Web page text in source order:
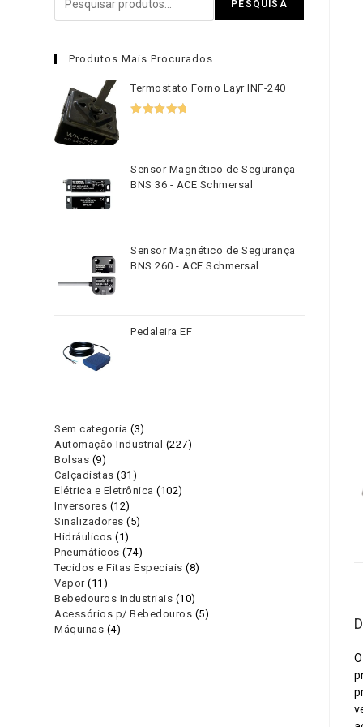
PESQUISA
Produtos Mais Procurados
Termostato Forno Layr INF-240
Sensor Magnético de Segurança
BNS 36 - ACE Schmersal
Sensor Magnético de Segurança
BNS 260 - ACE Schmersal
Pedaleira EF
Sem categoria 33
produtos
Automação Industrial 227227
Bolsas 99
produtos
Calçadistas 31 31
produtos
Elétrica e Eletrônica 102102
Inversores 1212
produtos
Sinalizadores 55
Hidráulicos 11
produto
Pneumáticos 7474
produtos
Tecidos e Fitas Especiais 88
Vapor 11 11
produtos
Bebedouros Industriais 1010
produtos
Acessórios p/ Bebedouros 55
Máquinas 44